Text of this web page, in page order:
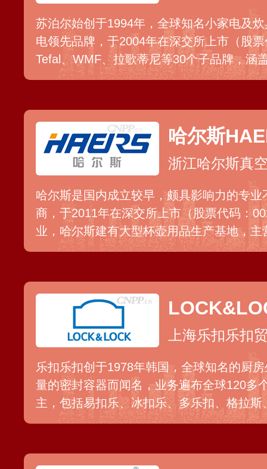
苏泊尔始创于1994年，全球知名小家电及
电领先品牌，于2004年在深交所上市（股
Tefal、WMF、拉歌蒂尼等30个子品牌，涵
厨卫电器、家居生活电器四大事业领域，
终端，并销往日本、欧美、东南亚等全球多
哈尔斯
浙江哈尔斯真
哈尔斯是国内成立较早，颇具影响力的专
商，于2011年在深交所上市（股票代码：
业，哈尔斯建有大型杯壶用品生产基地，
罐、保温壶、儿童杯等系列产品，是《不
上海乐扣乐扣
乐扣乐扣创于1978年韩国，全球知名的厨
量的密封容器而闻名，业务遍布全球120多
主，包括易扣乐、冰扣乐、多乐扣、格拉
袋和保温保冷系列产品等。乐扣乐扣于
了国内消费者的信任和喜爱。